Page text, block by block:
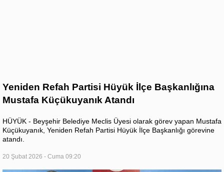
Yeniden Refah Partisi Hüyük İlçe Başkanlığına
Mustafa Küçükuyanık Atandı
HÜYÜK - Beyşehir Belediye Meclis Üyesi olarak görev yapan Mustafa
Küçükuyanık, Yeniden Refah Partisi Hüyük İlçe Başkanlığı görevine
atandı.
20 Şubat 2026 - Cuma 09:20